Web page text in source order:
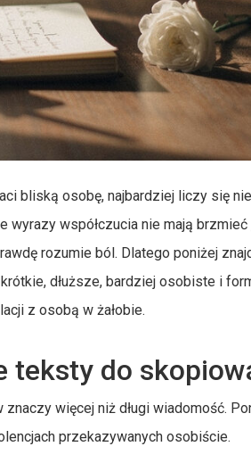
bliską osobę, najbardziej liczy się nie
współczucia nie mają brzmieć
rozumie ból. Dlatego poniżej
dłuższe, bardziej osobiste i
z osobą w żałobie.
teksty do
więcej niż długi wiadomość.
przekazywanych osobiście.